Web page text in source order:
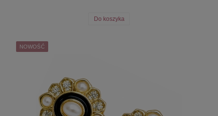
Do koszyka
NOWOŚĆ